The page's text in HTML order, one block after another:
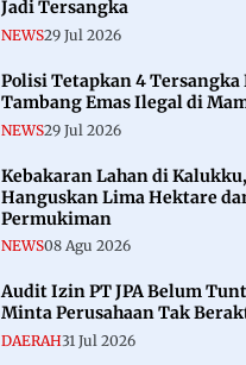
Jadi Tersangka
NEWS29 Jul 2026
Polisi Tetapkan 4 Tersangka
Tambang Emas Ilegal di
NEWS29 Jul 2026
Kebakaran Lahan di
Hanguskan Lima Hektare
Permukiman
NEWS08 Agu 2026
Audit Izin PT JPA Belum
Minta Perusahaan Tak
DAERAH31 Jul 2026